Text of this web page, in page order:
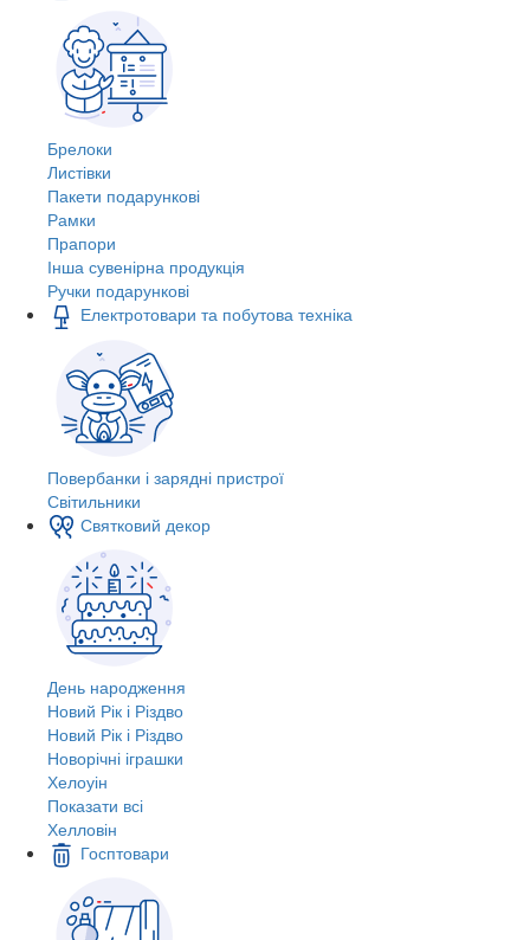
Брелоки
Листівки
Пакети подарункові
Рамки
Прапори
Інша сувенірна продукція
Ручки подарункові
Електротовари та побутова техніка
Повербанки і зарядні пристрої
Світильники
Святковий декор
День народження
Новий Рік і Різдво
Новий Рік і Різдво
Новорічні іграшки
Хелоуін
Показати всі
Хелловін
Госптовари